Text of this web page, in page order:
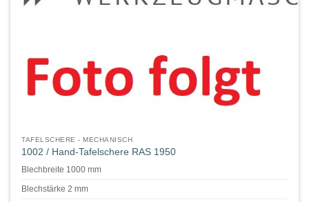
TAFELSCHERE - MECHANISCH
1002 / Hand-Tafelschere RAS 1950
Blechbreite 1000 mm
Blechstärke 2 mm